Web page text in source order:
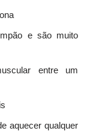
e são muito
entre um
aquecer qualquer